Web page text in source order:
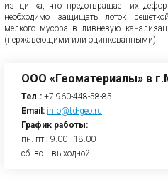
из цинка, что предотвращает их
необходимо защищать лоток
мелкого мусора в ливневую
(нержавеющими или оцинкованными).
ООО «Геоматериалы» в
Тел.: +7 960-448-58-85
Email: info@td-geo.ru
График работы:
пн.-пт.: 9.00 - 18.00
сб.-вс. - выходной